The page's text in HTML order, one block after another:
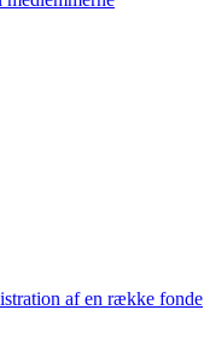
af en række fonde